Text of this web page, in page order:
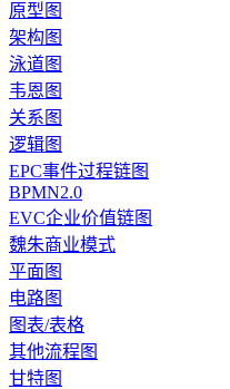
原型图
架构图
泳道图
韦恩图
关系图
逻辑图
EPC事件过程链图
BPMN2.0
EVC企业价值链图
魏朱商业模式
平面图
电路图
图表/表格
其他流程图
甘特图